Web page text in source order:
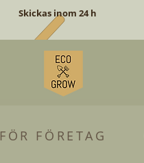
Skickas inom 24 h
FÖR FÖRETAG